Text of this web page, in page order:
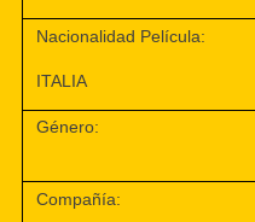
Nacionalidad Película:
ITALIA
Género:
Compañía: